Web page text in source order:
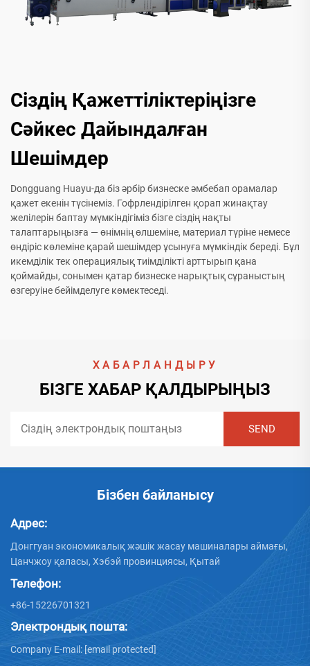
Сіздің Қажеттіліктеріңізге
Сәйкес Дайындалған
Шешімдер
Dongguang Huayu-да біз әрбір бизнеске әмбебап орамалар
қажет екенін түсінеміз. Гофрлендірілген қорап жинақтау
желілерін баптау мүмкіндігіміз бізге сіздің нақты
талаптарыңызға — өнімнің өлшеміне, материал түріне немесе
өндіріс көлеміне қарай шешімдер ұсынуға мүмкіндік береді. Бұл
икемділік тек операциялық тиімділікті арттырып қана
қоймайды, сонымен қатар бизнеске нарықтық сұраныстың
өзгеруіне бейімделуге көмектеседі.
ХАБАРЛАНДЫРУ
БІЗГЕ ХАБАР ҚАЛДЫРЫҢЫЗ
Бізбен байланысу
Адрес:
Донггуан экономикалық жәшік жасау машиналары аймағы,
Цанчжоу қаласы, Хэбэй провинциясы, Қытай
Телефон:
+86-15226701321
Электрондық пошта:
Company E-mail: [email protected]